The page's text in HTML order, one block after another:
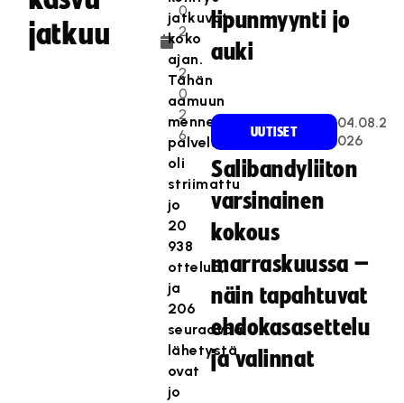
jatkuu
0
2
.
2
0
2
6
jatkuvat
koko
ajan.
Tähän
aamuun
mennessä
palvelussa
oli
striimattu
jo
20
938
ottelua,
ja
206
seuraavaa
lähetystä
ovat
jo
lipunmyynti jo
auki
UUTISET
04.08.2
026
Salibandyliiton
varsinainen
kokous
marraskuussa –
näin tapahtuvat
ehdokasasettelu
ja valinnat